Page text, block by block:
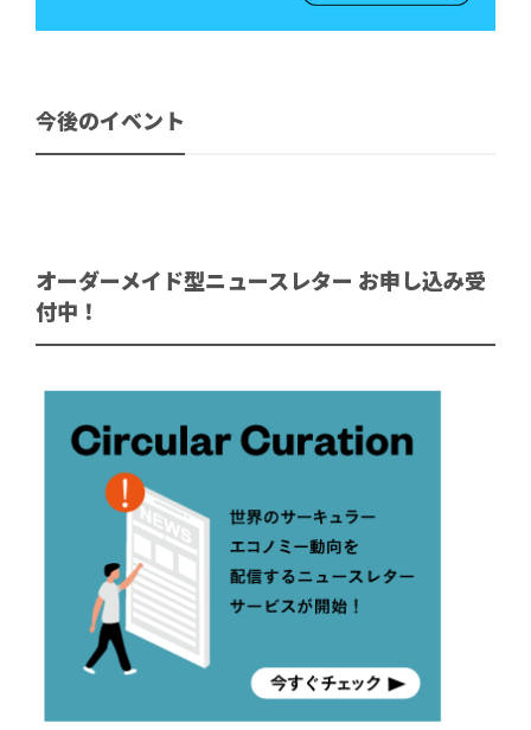
今後のイベント
オーダーメイド型ニュースレター お申し込み受
付中！